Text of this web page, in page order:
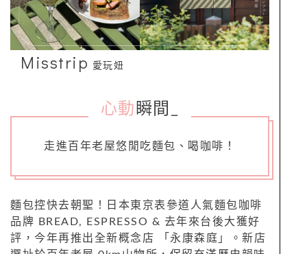
Misstrip 愛玩妞
心動 瞬間
走進百年老屋悠閒吃麵包、喝咖啡！
麵包控快去朝聖！日本東京表參道人氣麵包咖啡
品牌 BREAD, ESPRESSO & 去年來台後大獲好
評，今年再推出全新概念店 「永康森庭」。新店